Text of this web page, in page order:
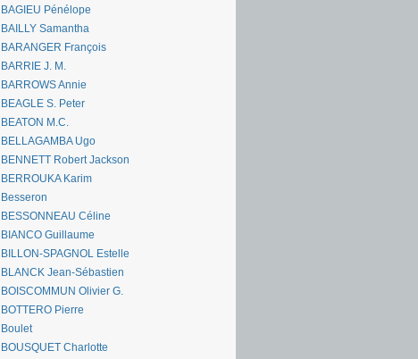
BAGIEU Pénélope
BAILLY Samantha
BARANGER François
BARRIE J. M.
BARROWS Annie
BEAGLE S. Peter
BEATON M.C.
BELLAGAMBA Ugo
BENNETT Robert Jackson
BERROUKA Karim
Besseron
BESSONNEAU Céline
BIANCO Guillaume
BILLON-SPAGNOL Estelle
BLANCK Jean-Sébastien
BOISCOMMUN Olivier G.
BOTTERO Pierre
Boulet
BOUSQUET Charlotte